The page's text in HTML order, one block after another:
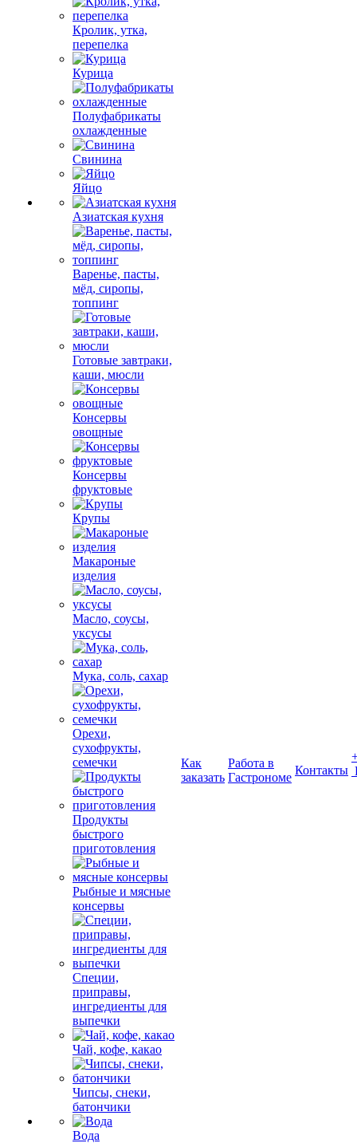
Кролик, утка,
перепелка
Курица
Полуфабрикаты
охлажденные
Свинина
Яйцо
Азиатская кухня
Варенье, пасты,
мёд, сиропы,
топпинг
Готовые завтраки,
каши, мюсли
Консервы
овощные
Консервы
фруктовые
Крупы
Макароные
изделия
Масло, соусы,
уксусы
Мука, соль, сахар
Орехи,
сухофрукты,
семечки
Продукты
быстрого
приготовления
Рыбные и мясные
консервы
Специи,
приправы,
ингредиенты для
выпечки
Чай, кофе, какао
Чипсы, снеки,
батончики
Вода
Как
заказать
Работа в
Гастрономе
Контакты